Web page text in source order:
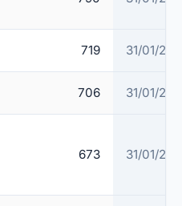
719 31/01/
706 31/01/
673 31/01/